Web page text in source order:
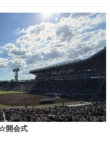
☆開会式